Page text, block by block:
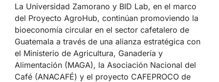
La Universidad Zamorano y BID Lab, en el marco
del Proyecto AgroHub, continúan promoviendo la
bioeconomía circular en el sector cafetalero de
Guatemala a través de una alianza estratégica con
el Ministerio de Agricultura, Ganadería y
Alimentación (MAGA), la Asociación Nacional del
Café (ANACAFÉ) y el proyecto CAFEPROCO de